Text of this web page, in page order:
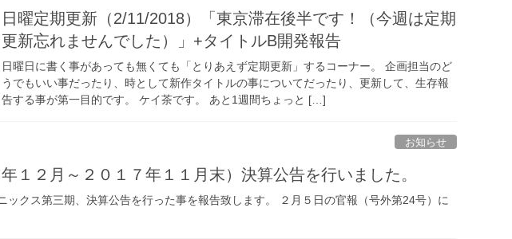
日曜定期更新（2/11/2018）「東京滞在後半です！（今週は定期
更新忘れませんでした）」+タイトルB開発報告
日曜日に書く事があっても無くても「とりあえず定期更新」するコーナー。 企画担当のど
うでもいい事だったり、時として新作タイトルの事についてだったり、更新して、生存報
告する事が第一目的です。 ケイ茶です。 あと1週間ちょっと […]
お知らせ
１２月～２０１７年１１月末）決算公告を行いました。
ックス第三期、決算公告を行った事を報告致します。 ２月５日の官報（号外第24号）に